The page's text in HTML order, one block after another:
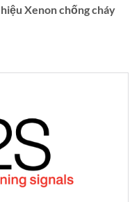
Xenon chống cháy